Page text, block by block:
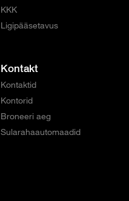
KKK
Ligipääsetavus
Kontakt
Kontaktid
Kontorid
Broneeri aeg
Sularahaautomaadid